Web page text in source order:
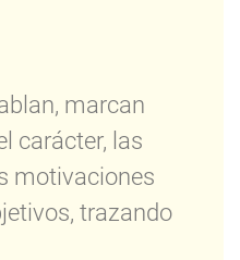
marcan
carácter, las
motivaciones
trazando